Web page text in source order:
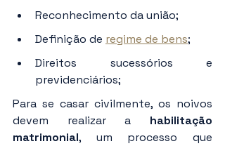
Reconhecimento da união;
Definição de regime de bens;
Direitos sucessórios e
previdenciários;
Para se casar civilmente, os noivos
devem realizar a habilitação
matrimonial, um processo que